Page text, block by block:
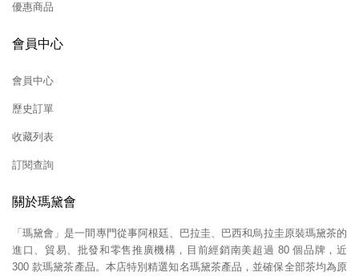
優惠商品
會員中心
會員中心
歷史訂單
收藏列表
訂閱查詢
關於瑪黛會
「瑪黛會」是一間專門從事阿根廷、巴拉圭、巴西和烏拉圭原裝瑪黛茶的
進口、貿易、批發和零售推廣機構，目前經銷南美超過 80 個品牌，近
300 款瑪黛茶產品。本店特別精選知名瑪黛茶產品，並確保全部茶均為原